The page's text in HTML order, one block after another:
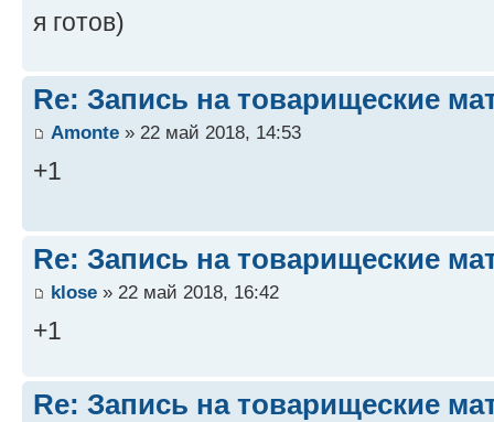
я готов)
Re: Запись на товарищеские
Amonte » 22 май 2018, 14:53
+1
Re: Запись на товарищеские
klose » 22 май 2018, 16:42
+1
Re: Запись на товарищеские